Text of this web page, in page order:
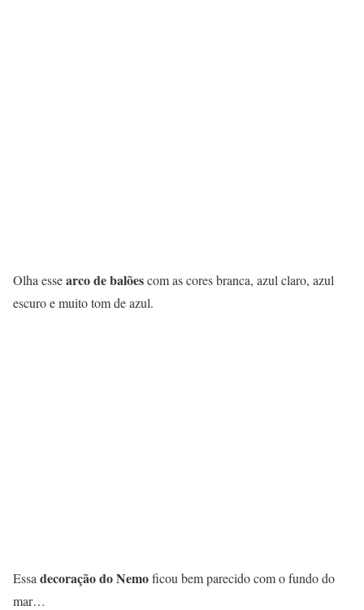
Olha essearco de balõescom as cores branca, azul claro, azul
escuro e muito tom de azul.
Essa decoração do Nemoficou bem parecido com o fundo do
mar…